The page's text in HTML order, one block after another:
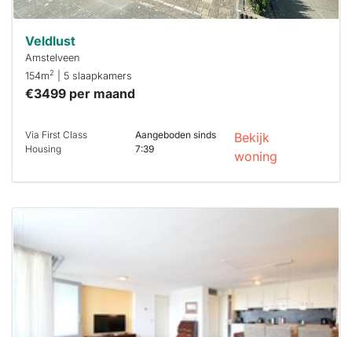
Veldlust
Amstelveen
154m2 | 5 slaapkamers
€3499 per maand
Via First Class
Housing
Aangeboden sinds
7:39
Bekijk
woning
waarschijnlijk
al verhuurd
Om kans te
maken moet je
Stekkies helpt